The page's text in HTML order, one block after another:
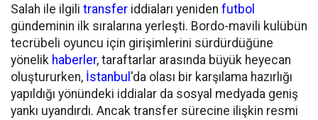
Salah ile ilgili transfer iddiaları yeniden futbol
gündeminin ilk sıralarına yerleşti. Bordo-mavili kulübün
tecrübeli oyuncu için girişimlerini sürdürdüğüne
yönelik haberler, taraftarlar arasında büyük heyecan
oluştururken, İstanbul 'da olası bir karşılama hazırlığı
yapıldığı yönündeki iddialar da sosyal medyada geniş
yankı uyandırdı. Ancak transfer sürecine ilişkin resmi